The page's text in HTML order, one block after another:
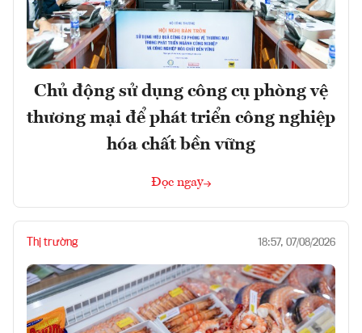
Chủ động sử dụng công cụ phòng vệ
thương mại để phát triển công nghiệp
hóa chất bền vững
Đọc ngay
Thị trường 18:57, 07/08/2026